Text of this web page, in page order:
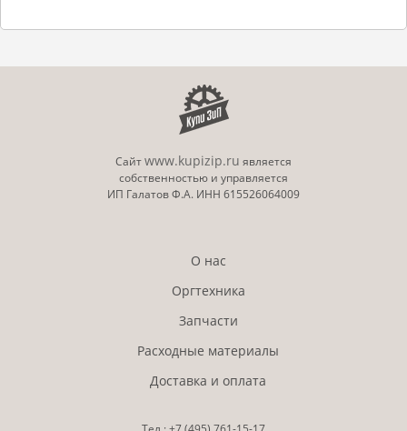
Сайтwww.kupizip.ru является
собственностью и управляется
ИП Галатов Ф.А. ИНН 615526064009
О нас
Оргтехника
Запчасти
Расходные материалы
Доставка и оплата